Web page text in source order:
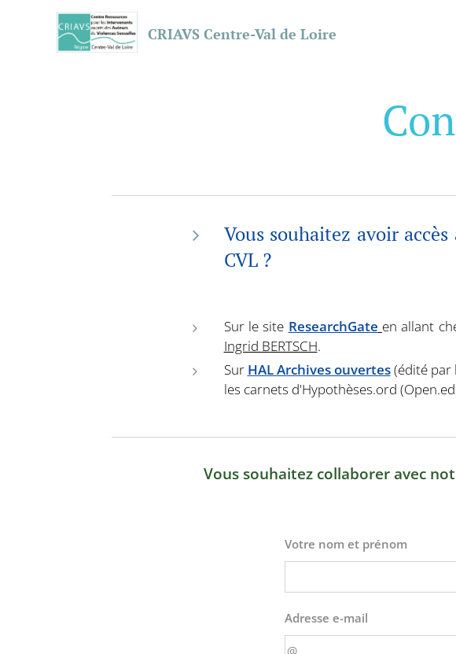
CRIAVS Centre-Val de Loire
Vous souhaitez avoir
CVL ?
Sur le site ResearchGate en allant
Ingrid BERTSCH.
Sur HAL Archives ouvertes(édité par
les carnets d'Hypothèses.ord
Vous souhaitez collaborer avec
Votre nom et prénom
Adresse e-mail